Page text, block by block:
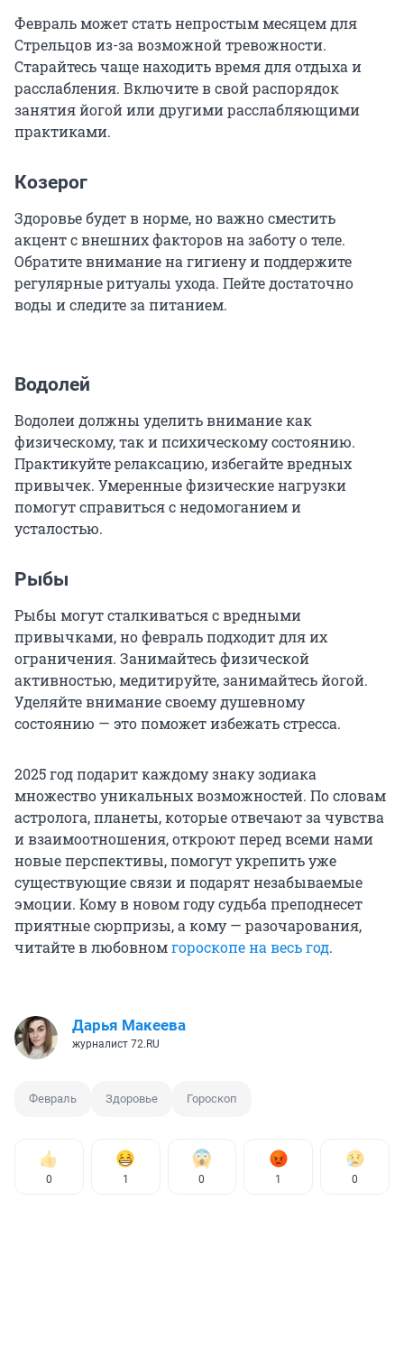
Февраль может стать непростым месяцем для
Стрельцов из-за возможной тревожности.
Старайтесь чаще находить время для отдыха и
расслабления. Включите в свой распорядок
занятия йогой или другими расслабляющими
практиками.
Козерог
Здоровье будет в норме, но важно сместить
акцент с внешних факторов на заботу о теле.
Обратите внимание на гигиену и поддержите
регулярные ритуалы ухода. Пейте достаточно
воды и следите за питанием.
Водолей
Водолеи должны уделить внимание как
физическому, так и психическому состоянию.
Практикуйте релаксацию, избегайте вредных
привычек. Умеренные физические нагрузки
помогут справиться с недомоганием и
усталостью.
Рыбы
Рыбы могут сталкиваться с вредными
привычками, но февраль подходит для их
ограничения. Занимайтесь физической
активностью, медитируйте, занимайтесь йогой.
Уделяйте внимание своему душевному
состоянию — это поможет избежать стресса.
2025 год подарит каждому знаку зодиака
множество уникальных возможностей. По словам
астролога, планеты, которые отвечают за чувства
и взаимоотношения, откроют перед всеми нами
новые перспективы, помогут укрепить уже
существующие связи и подарят незабываемые
эмоции. Кому в новом году судьба преподнесет
приятные сюрпризы, а кому — разочарования,
читайте в любовномгороскопе на весь год.
Дарья Макеева
журналист 72.RU
Февраль Здоровье Гороскоп
0 1 0 1 0